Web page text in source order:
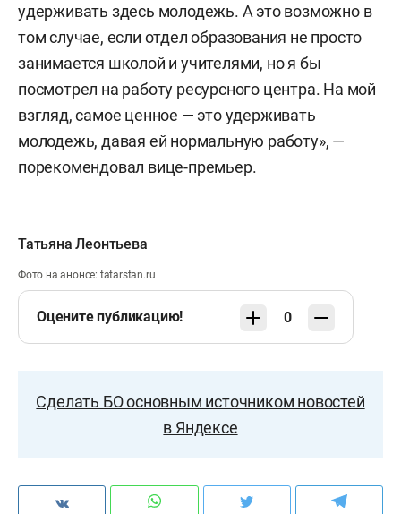
удерживать здесь молодежь. А это возможно в
том случае, если отдел образования не просто
занимается школой и учителями, но я бы
посмотрел на работу ресурсного центра. На мой
взгляд, самое ценное — это удерживать
молодежь, давая ей нормальную работу», —
порекомендовал вице-премьер.
Татьяна Леонтьева
Фото на анонсе: tatarstan.ru
Оцените публикацию! 0
Сделать БО основным источником новостей
в Яндексе